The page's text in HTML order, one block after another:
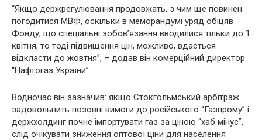
“Якщо держрегулювання продовжать, з чим ще повинен
погодитися МВФ, оскільки в меморандумі уряд обіцяв
Фонду, що спеціальні зобов’язання вводилися тільки до 1
квітня, то тоді підвищення цін, можливо, вдасться
відкласти до жовтня”, – додав він комерційний директор
“Нафтогаз України”.
Водночас він зазначив: якщо Стокгольмський арбітраж
задовольнить позовні вимоги до російського “Газпрому” і
держхолдинг почне імпортувати газ за ціною “хаб мінус”,
слід очікувати зниження оптової ціни для населення